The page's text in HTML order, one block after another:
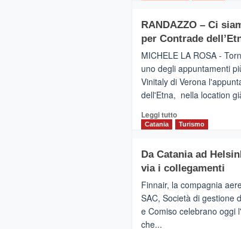
SUMMER
BOOK
CLUB
VIAGRANDE
(Ct)
–
presenta
“Vino
&
2026”.
Le
dell’enoturismo
sull’Etna
RANDAZZO – Ci
per Contrade
MICHELE LA ROSA -
uno degli appuntamenti
Vinitaly di Verona
dell'Etna, nella location
Leggi tuttoLeggi
di
RANDAZZO
–
siamo
quasi….
pronti
Catania Turismo
Da Catania ad
via i collegamenti
Finnair, la compagnia
SAC, Società di gestione
e Comiso celebrano oggi
che...